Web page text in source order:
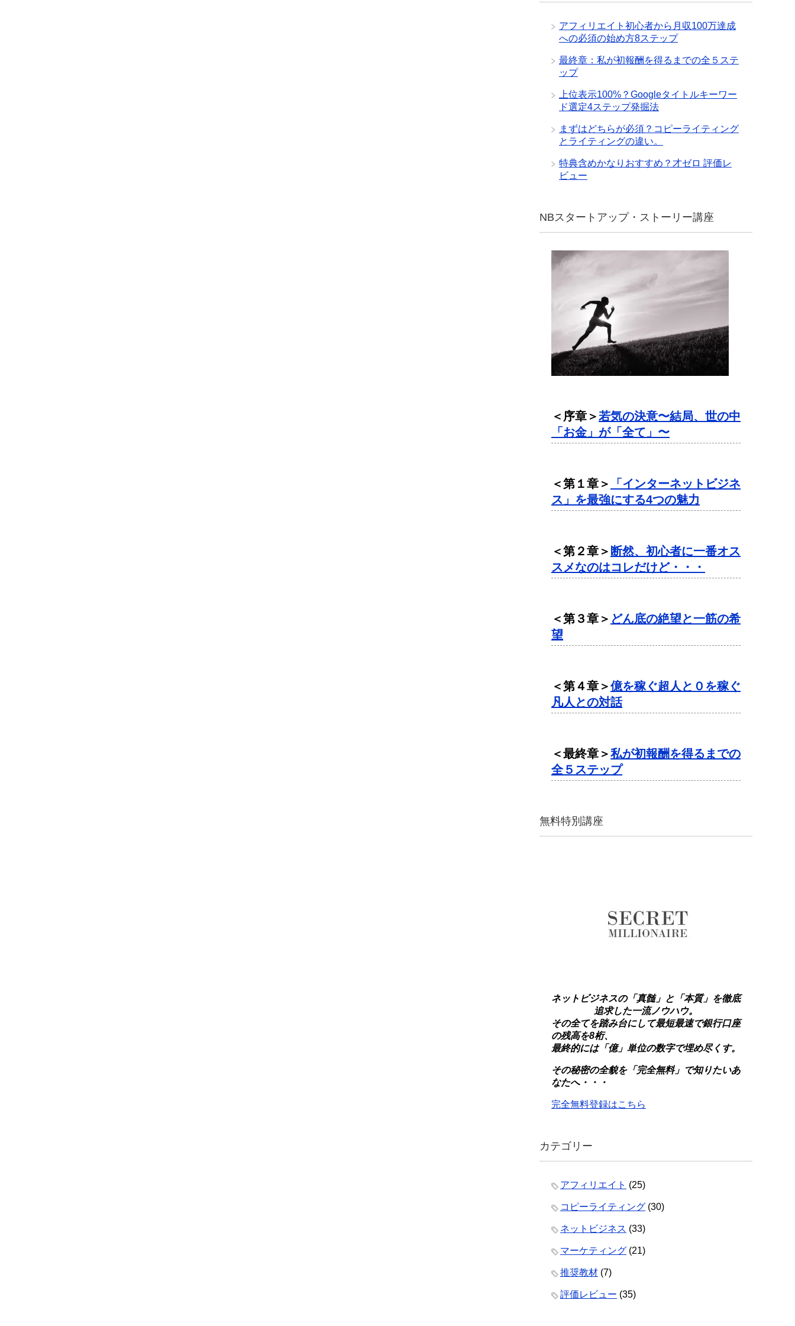
アフィリエイト初心者から月収100万達成
への必須の始め方8ステップ
最終章：私が初報酬を得るまでの全５ステ
ップ
上位表示100%？Googleタイトルキーワー
ド選定4ステップ発掘法
まずはどちらが必須？コピーライティング
とライティングの違い。
特典含めかなりおすすめ？才ゼロ 評価レ
ビュー
NBスタートアップ・ストーリー講座
＜序章＞若気の決意〜結局、世の中
「お金」が「全て」〜
＜第１章＞
「インターネットビジネ
ス」を最強にする4つの魅力
＜第２章＞ 断然、初心者に一番オス
スメなのはコレだけど・・・
＜第３章＞ どん底の絶望と一筋の希
望
＜第４章＞億を稼ぐ超人と０を稼ぐ
凡人との対話
＜最終章＞私が初報酬を得るまでの
全５ステップ
無料特別講座
ネットビジネスの「真髄」と「本質」を徹底
追求した一流ノウハウ。
その全てを踏み台にして最短最速で銀行口座
の残高を8桁、
最終的には「億」単位の数字で埋め尽くす。
その秘密の全貌を「完全無料」で知りたいあ
なたへ・・・
完全無料登録はこちら
カテゴリー
アフィリエイト (25)
コピーライティング (30)
ネットビジネス (33)
マーケティング (21)
推奨教材 (7)
評価レビュー (35)